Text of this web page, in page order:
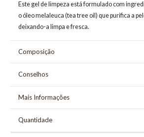
Este gel de limpeza está formulado com
o óleo melaleuca (tea tree oil) que purifica a
deixando-a limpa e fresca.
Composição
Conselhos
Mais Informações
Quantidade